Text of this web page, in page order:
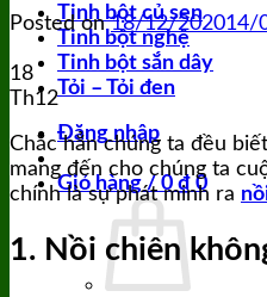
Tinh bột củ sen
Tinh bột nghệ
Tinh bột sắn dây
Tỏi – Tỏi đen
Đăng nhập
Giỏ hàng / 0 ₫ 0
Posted on18/12/202014/
18
Th12
Chắc hẳn chúng ta đều
mang đến cho chúng ta
chính là sự phát minh ra
1. Nồi chiên